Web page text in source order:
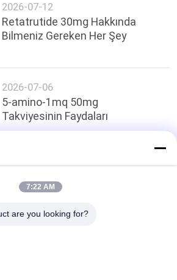
2026-07-12
Retatrutide 30mg Hakkında
Bilmeniz Gereken Her Şey
2026-07-06
5-amino-1mq 50mg
Takviyesinin Faydaları
Sayfanın Üstü
7:22 AM
are you looking for?